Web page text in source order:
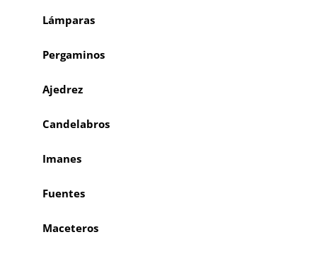
Lámparas
Pergaminos
Ajedrez
Candelabros
Imanes
Fuentes
Maceteros